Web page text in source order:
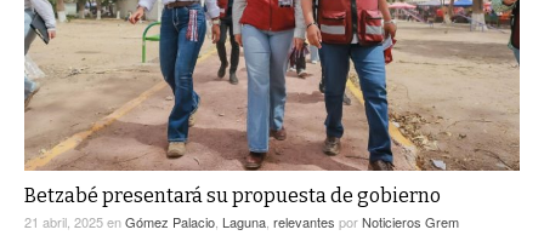
EXA INFORMA
CONTEXTOS
TRAYECTO LAGUNA
A MEDIA MAÑANA
A TODA LEY
DIÁLOGOS CON LA HISTORIA
TWEETS AND BEATS
LA MEJOR 97.1 ESTÉREO GALLITO
ACTUALIDADES GREM
Betzabé presentará su propuesta de gobierno
21 abril, 2025enGómez Palacio Laguna relevantes porNoticieros Grem